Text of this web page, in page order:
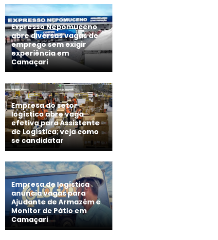
Expresso Nepomuceno
abre diversas vagas de
emprego sem exigir
experiência em
Camaçari
Empresa do setor
logístico abre vaga
efetiva para Assistente
de Logística; veja como
se candidatar
Empresa de logística
anuncia vagas para
Ajudante de Armazém e
Monitor de Pátio em
Camaçari